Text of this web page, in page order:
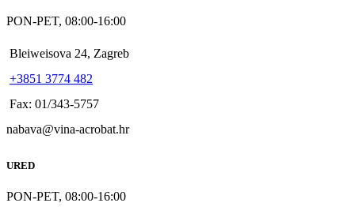
PON-PET, 08:00-16:00
Bleiweisova 24, Zagreb
+3851 3774 482
Fax: 01/343-5757
nabava@vina-acrobat.hr
URED
PON-PET, 08:00-16:00